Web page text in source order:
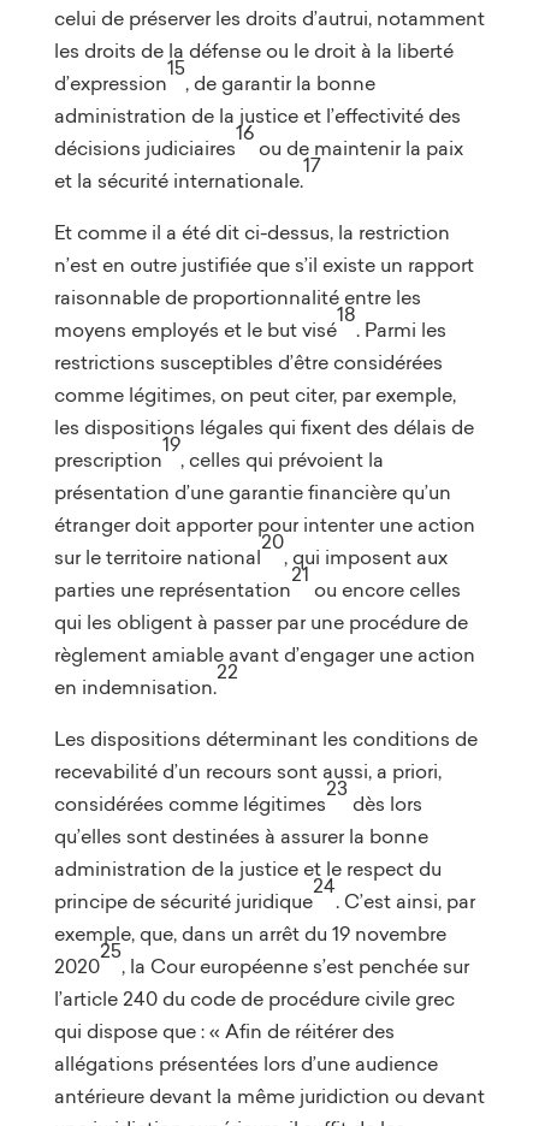
celui de préserver les droits d’autrui, notamment
les droits de la défense ou le droit à la liberté
d’expression
15
, de garantir la bonne
administration de la justice et l’effectivité des
décisions judiciaires
16
ou de maintenir la paix
et la sécurité internationale.
17
Et comme il a été dit ci-dessus, la restriction
n’est en outre justifiée que s’il existe un rapport
raisonnable de proportionnalité entre les
moyens employés et le but visé
18
. Parmi les
restrictions susceptibles d’être considérées
comme légitimes, on peut citer, par exemple,
les dispositions légales qui fixent des délais de
prescription
19
, celles qui prévoient la
présentation d’une garantie financière qu’un
étranger doit apporter pour intenter une action
sur le territoire national
20
, qui imposent aux
parties une représentation
21
ou encore celles
qui les obligent à passer par une procédure de
règlement amiable avant d’engager une action
en indemnisation.
22
Les dispositions déterminant les conditions de
recevabilité d’un recours sont aussi, a priori,
considérées comme légitimes
23
dès lors
qu’elles sont destinées à assurer la bonne
administration de la justice et le respect du
principe de sécurité juridique
24
. C’est ainsi, par
exemple, que, dans un arrêt du 19 novembre
2020
25
, la Cour européenne s’est penchée sur
l’article 240 du code de procédure civile grec
qui dispose que : « Afin de réitérer des
allégations présentées lors d’une audience
antérieure devant la même juridiction ou devant